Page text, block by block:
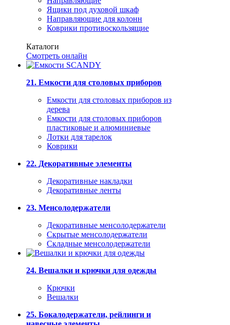
Ящики под духовой шкаф
Направляющие для колонн
Коврики противоскользящие
Каталоги
Смотреть онлайн
21. Емкости для столовых приборов
Емкости для столовых приборов из
дерева
Емкости для столовых приборов
пластиковые и алюминиевые
Лотки для тарелок
Коврики
22. Декоративные элементы
Декоративные накладки
Декоративные ленты
23. Менсолодержатели
Декоративные менсолодержатели
Скрытые менсолодержатели
Складные менсолодержатели
24. Вешалки и крючки для одежды
Крючки
Вешалки
25. Бокалодержатели, рейлинги и